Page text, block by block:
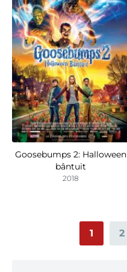
Goosebumps 2: Halloween
bântuit
2018
1 2